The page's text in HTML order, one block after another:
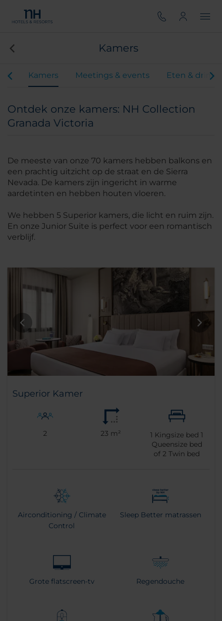
Kamers
Kamers Meetings & events Eten &
Ontdek onze kamers: NH Collection
Granada Victoria
De meeste van onze 70 kamers hebben balkons en
een prachtig uitzicht op de straat en de Sierra
Nevada. De kamers zijn ingericht in warme
aardetinten en hebben houten vloeren.
We hebben 5 Superior kamers, die licht en ruim zijn.
En onze Junior Suite is perfect voor een romantisch
verblijf.
Superior Kamer
2 23 m² 1 Kingsize bed1
Queensize bed
of2 Twin bed
Airconditioning / Climate
Control
Sleep Better matrassen
Grote flatscreen-tv Regendouche